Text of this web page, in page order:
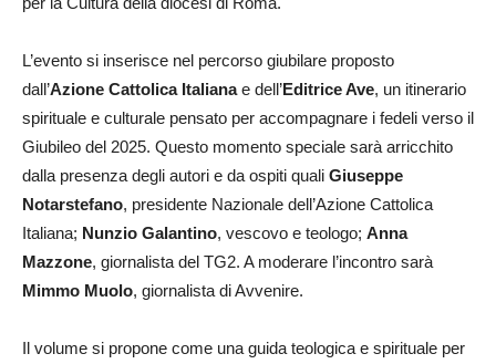
L’evento si inserisce nel percorso giubilare proposto
dall’Azione Cattolica Italianae dell’Editrice Ave, un itinerario
spirituale e culturale pensato per accompagnare i fedeli verso il
Giubileo del 2025. Questo momento speciale sarà arricchito
dalla presenza degli autori e da ospiti quali Giuseppe
Notarstefano, presidente Nazionale dell’Azione Cattolica
Italiana; Nunzio Galantino, vescovo e teologo; Anna
Mazzone, giornalista del TG2. A moderare l’incontro sarà
Mimmo Muolo, giornalista di Avvenire.
Il volume si propone come una guida teologica e spirituale per